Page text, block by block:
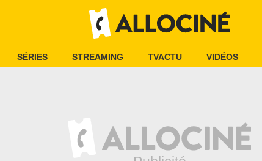
SÉRIES STREAMING TVACTU VIDÉOS